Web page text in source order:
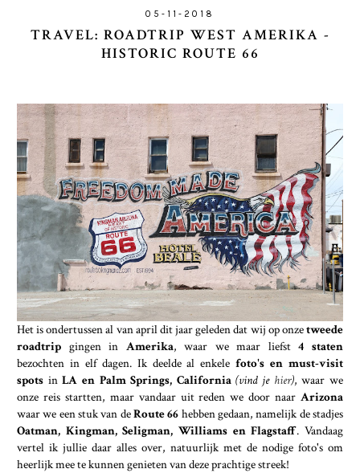
05-11-2018
TRAVEL: ROADTRIP WEST AMERIKA -
HISTORIC ROUTE 66
Het is ondertussen al van april dit jaar geleden dat wij op onzetweede
roadtrip gingen in Amerika, waar we maar liefst4 staten
bezochten in elf dagen. Ik deelde al enkelefoto's en must-visit
spots inLA en Palm Springs, California (vind je hier), waar we
onze reis startten, maar vandaar uit reden we door naar Arizona
waar we een stuk van deRoute 66 hebben gedaan, namelijk de stadjes
Oatman, Kingman, Seligman, Williams en Flagstaff. Vandaag
vertel ik jullie daar alles over, natuurlijk met de nodige foto's om
heerlijk mee te kunnen genieten van deze prachtige streek!